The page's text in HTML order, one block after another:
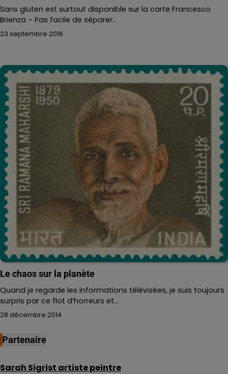
Sans gluten est surtout disponible sur la carte Francesco
Brienza – Pas facile de séparer…
23 septembre 2016
Le chaos sur la planète
Quand je regarde les informations télévisées, je suis toujours
surpris par ce flot d’horreurs et…
28 décembre 2014
Partenaire
Sarah Sigrist artiste peintre